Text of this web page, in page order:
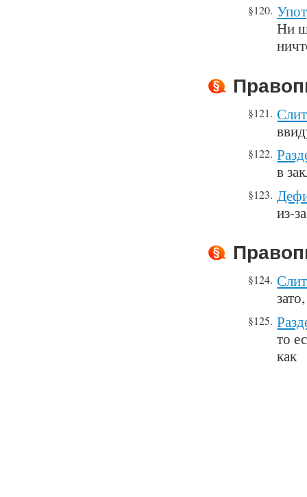
§120.
Ни
§121.
§122.
в
§123.
из-
§124.
§125.
то
как